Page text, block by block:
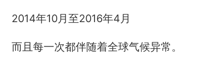
2014年10月至2016年4月
而且每一次都伴随着全球气候异常。